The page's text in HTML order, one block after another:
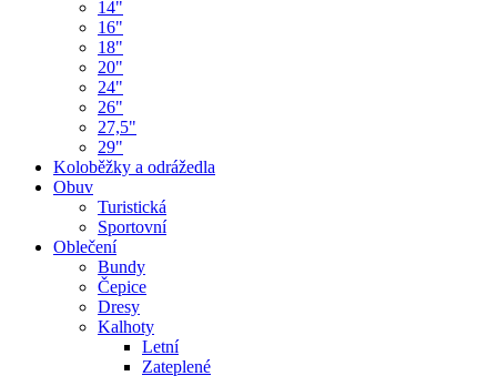
14"
16"
18"
20"
24"
26"
27,5"
29"
Koloběžky a odrážedla
Obuv
Turistická
Sportovní
Oblečení
Bundy
Čepice
Dresy
Kalhoty
Letní
Zateplené